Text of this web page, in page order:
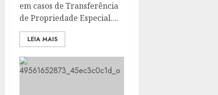
em casos de Transferência
de Propriedade Especial....
LEIA MAIS